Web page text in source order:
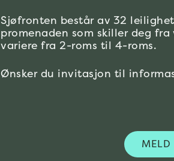
Sjøfronten består av 32
promenaden som skiller deg
variere fra 2-roms til 4-roms.
Ønsker du invitasjon til
MELD